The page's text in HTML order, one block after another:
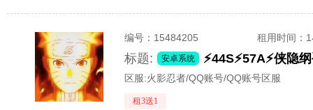
编号： 15484205 租用时间 ：
标题: 安卓系统 ⚡44S⚡57A⚡侠隐
区服:火影忍者/QQ账号/QQ账号区服
租3送1